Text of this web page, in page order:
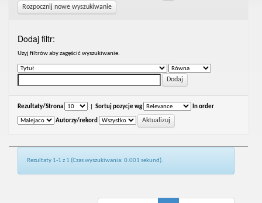
Rozpocznij nowe wyszukiwanie
Dodaj filtr:
Uzyj filtrów aby zagęścić wyszukiwanie.
Rezultaty/Strona Sortuj pozycje wg In order
Autorzy/rekord
Rezultaty 1-1 z 1 (Czas wyszukiwania: 0.001 sekund).